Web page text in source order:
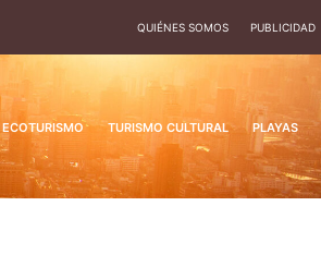
QUIÉNES SOMOS PUBLICIDAD
ECOTURISMO TURISMO CULTURAL PLAYAS